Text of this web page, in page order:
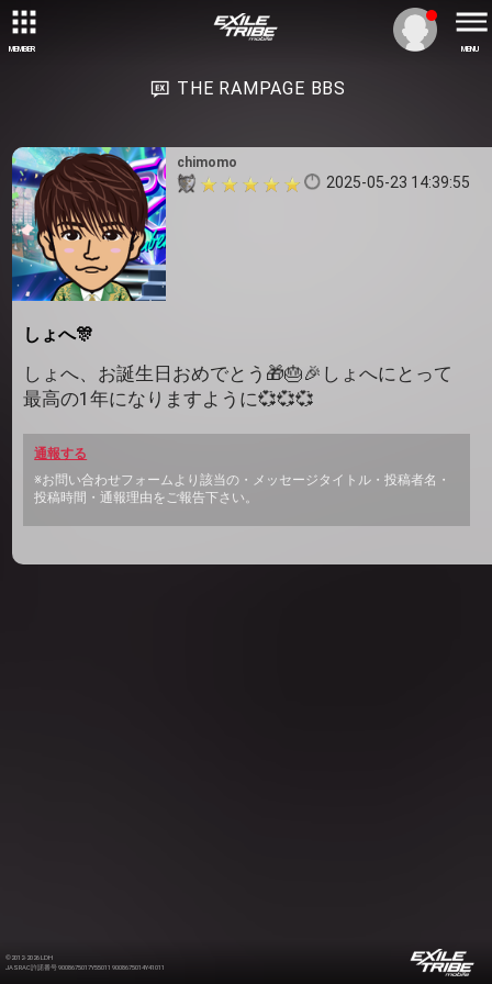
MEMBER MENU
THE RAMPAGE BBS
chimomo
2025-05-23 14:39:55
しょへ🎊
しょへ、お誕生日おめでとう🎁🎂🎉しょへにとって
最高の1年になりますように💞💞💞
通報する
※お問い合わせフォームより該当の・メッセージタイトル・投稿者名・
投稿時間・通報理由をご報告下さい。
©2012-2026 LDH
JASRAC許諾番号 9008675017Y55011 9008675014Y41011